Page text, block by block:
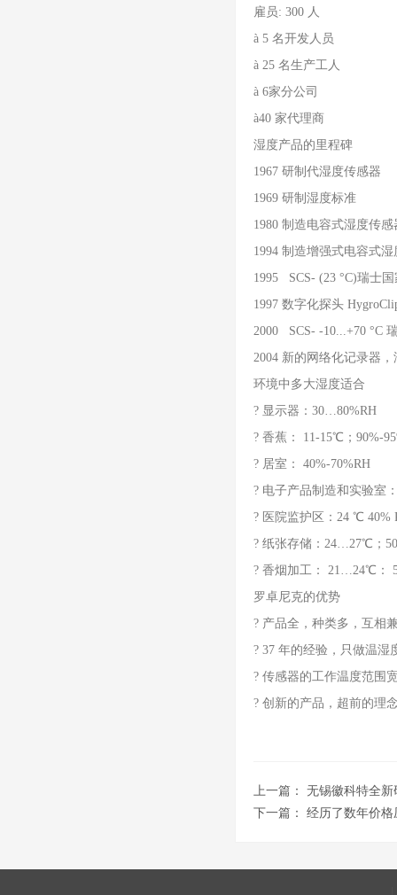
雇员: 300 人
à 5 名开发人员
à 25 名生产工人
à 6家分公司
à40 家代理商
湿度产品的里程碑
1967 研制代湿度传感器
1969 研制湿度标准
1980 制造电容式湿度传感
1994 制造增强式电容式
1995 SCS- (23 °C)瑞士
1997 数字化探头
2000 SCS- -10...+70 °C
2004 新的网络化记录器
环境中多大湿度适合
? 显示器：30…80%RH
? 香蕉： 11-15℃；90%-
? 居室： 40%-70%RH
? 电子产品制造和实验室
? 医院监护区：24 ℃ 40%
? 纸张存储：24…27℃；
? 香烟加工： 21…24℃：
罗卓尼克的优势
? 产品全，种类多，互相
? 37 年的经验，只做温湿
? 传感器的工作温度范围
? 创新的产品，超前的理
上一篇： 无锡徽科特全
下一篇： 经历了数年价